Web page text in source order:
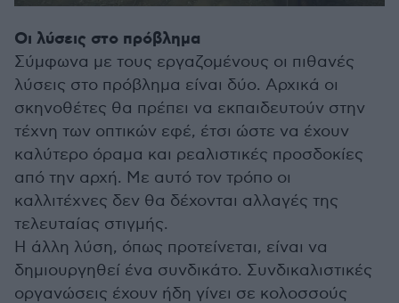
Οι λύσεις στο πρόβλημα
Σύμφωνα με τους εργαζομένους οι πιθανές
λύσεις στο πρόβλημα είναι δύο. Αρχικά οι
σκηνοθέτες θα πρέπει να εκπαιδευτούν στην
τέχνη των οπτικών εφέ, έτσι ώστε να έχουν
καλύτερο όραμα και ρεαλιστικές προσδοκίες
από την αρχή. Με αυτό τον τρόπο οι
καλλιτέχνες δεν θα δέχονται αλλαγές της
τελευταίας στιγμής.
Η άλλη λύση, όπως προτείνεται, είναι να
δημιουργηθεί ένα συνδικάτο. Συνδικαλιστικές
οργανώσεις έχουν ήδη γίνει σε κολοσσούς